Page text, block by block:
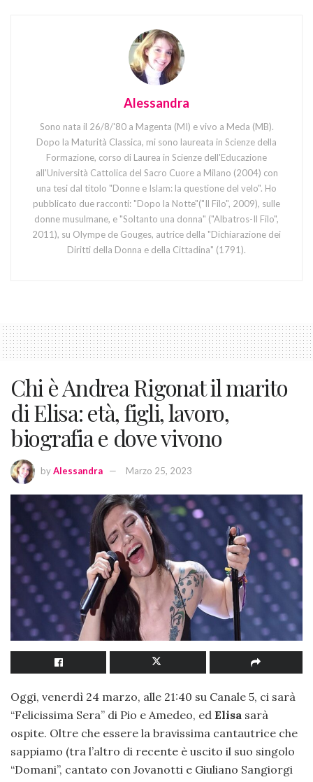
Alessandra
Sono nata il 26/8/'80 a Magenta (MI) e vivo a Meda (MB).
Dopo la Maturità Classica, mi sono laureata in Scienze della
Formazione, corso di Laurea in Scienze dell'Educazione
all'Università Cattolica del Sacro Cuore a Milano (2004) con
una tesi dal titolo "Donne e Islam: la questione del velo". Ho
pubblicato due racconti: "Dopo la Notte"("Il Filo", 2009), sulle
donne musulmane, e "Soltanto una donna" ("Albatros-Il Filo",
2011), su Olympe de Gouges, autrice della "Dichiarazione dei
Diritti della Donna e della Cittadina" (1791).
Chi è Andrea Rigonat il marito
di Elisa: età, figli, lavoro,
biografia e dove vivono
byAlessandra Marzo 25, 2023
Oggi, venerdì 24 marzo, alle 21:40 su Canale 5, ci sarà
“Felicissima Sera” di Pio e Amedeo, ed Elisa sarà
ospite. Oltre che essere la bravissima cantautrice che
sappiamo (tra l’altro di recente è uscito il suo singolo
“Domani”, cantato con Jovanotti e Giuliano Sangiorgi